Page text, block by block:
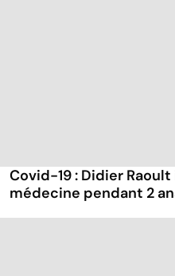
Covid-19 : Didier
médecine pendant 2